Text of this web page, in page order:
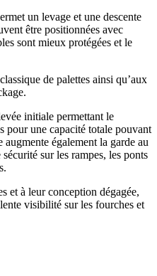
un levage et une descente
être positionnées avec
sont mieux protégées et le
de palettes ainsi qu’aux
initiale permettant le
pour une capacité totale pouvant
également la garde au
sur les rampes, les ponts
et à leur conception dégagée,
visibilité sur les fourches et